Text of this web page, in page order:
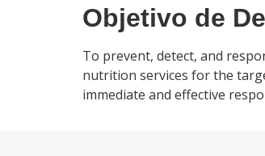
Objetivo de
To prevent, detect, and
nutrition services for the
immediate and effective